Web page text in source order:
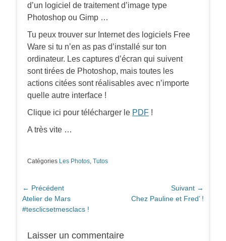
d’un logiciel de traitement d’image type
Photoshop ou Gimp …
Tu peux trouver sur Internet des logiciels Free
Ware si tu n’en as pas d’installé sur ton
ordinateur. Les captures d’écran qui suivent
sont tirées de Photoshop, mais toutes les
actions citées sont réalisables avec n’importe
quelle autre interface !
Clique ici pour télécharger le PDF !
A très vite …
Catégories Les Photos, Tutos
Navigation
de
l’article
← Précédent
Article
précédent :
Atelier de Mars
#tesclicsetmesclacs !
Suivant →
ArticleChez Pauline et Fred’ !
Laisser un commentaire